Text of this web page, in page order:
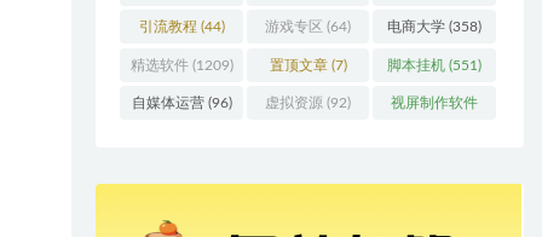
(415)
引流教程 (44) 游戏专区 (64) 电商大学 (358)
精选软件(1209) 置顶文章(7) 脚本挂机 (551)
自媒体运营(96) 虚拟资源 (92) 视屏制作软件